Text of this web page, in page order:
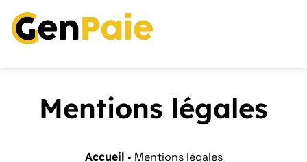
Mentions légales
Accueil • Mentions légales